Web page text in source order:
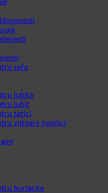
sefu
iubita
iubit
tatici
viitoare mamici
burlacite